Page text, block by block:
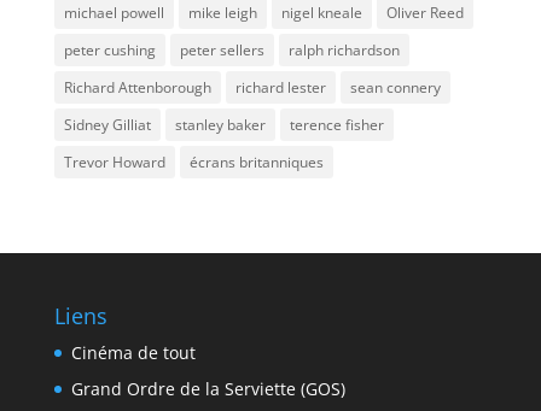
michael powell
mike leigh nigel kneale
Oliver Reed
peter cushing
peter sellers
ralph richardson
Richard Attenborough
richard lester
sean connery
Sidney Gilliat
stanley baker
terence fisher
Trevor Howard
écrans britanniques
Liens
Cinéma de tout
Grand Ordre de la Serviette (GOS)